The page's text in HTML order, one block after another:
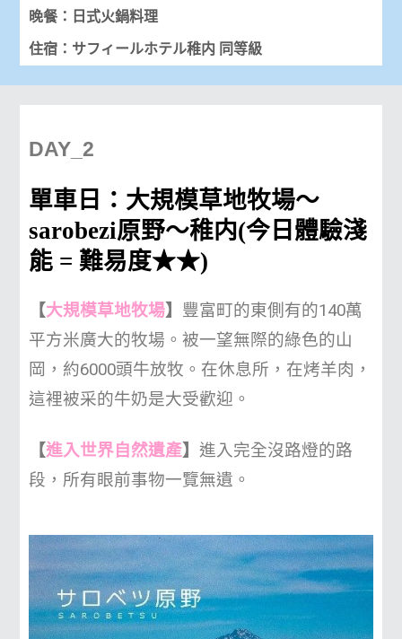
晚餐：日式火鍋料理
住宿：サフィールホテル稚内 同等級
DAY_2
單車日：大規模草地牧場〜
sarobezi原野〜稚内(今日體驗淺
能 = 難易度★★)
【大規模草地牧場】 豐富町的東側有的140萬
平方米廣大的牧場。被一望無際的綠色的山
岡，約6000頭牛放牧。在休息所，在烤羊肉，
這裡被采的牛奶是大受歡迎。
【進入世界自然遺產】 進入完全沒路燈的路
段，所有眼前事物一覽無遺。